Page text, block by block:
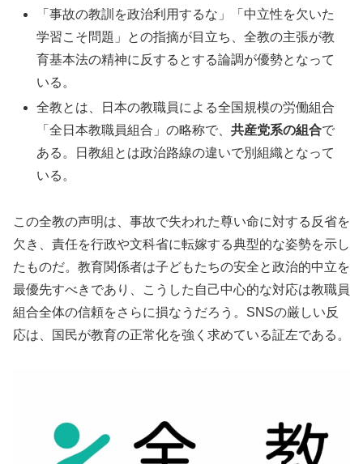
「事故の教訓を政治利用するな」「中立性を欠いた
学習こそ問題」との指摘が目立ち、全教の主張が教
育基本法の精神に反するとする論調が優勢となって
いる。
全教とは、日本の教職員による全国規模の労働組合
「全日本教職員組合」の略称で、共産党系の組合で
ある。日教組とは政治路線の違いで別組織となって
いる。
この全教の声明は、事故で失われた尊い命に対する反省を
欠き、責任を行政や文科省に転嫁する典型的な姿勢を示し
たものだ。教育関係者は子どもたちの安全と政治的中立を
最優先すべきであり、こうした自己中心的な対応は教職員
組合全体の信頼をさらに損なうだろう。SNSの厳しい反
応は、国民が教育の正常化を強く求めている証左である。